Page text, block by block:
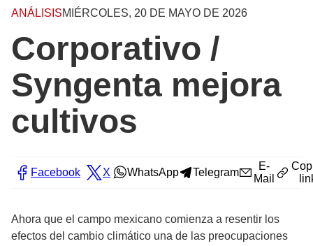
ANÁLISISMIÉRCOLES, 20 DE MAYO DE 2026
Corporativo /
Syngenta mejora
cultivos
Facebook X WhatsApp Telegram
E-
Mail
Ahora que el campo mexicano comienza a resentir los
efectos del cambio climático una de las preocupaciones